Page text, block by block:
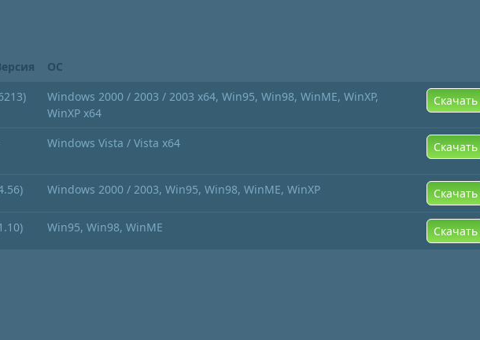
ОС
Windows 2000 / 2003 / 2003 x64, Win95, Win98, WinME, WinXP,
WinXP x64
Скачать
Windows Vista / Vista x64 Скачать
Windows 2000 / 2003, Win95, Win98, WinME, WinXP Скачать
Win95, Win98, WinME Скачать